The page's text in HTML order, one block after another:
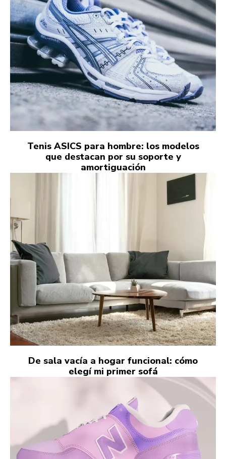
Tenis ASICS para hombre: los modelos
que destacan por su soporte y
amortiguación
De sala vacía a hogar funcional: cómo
elegí mi primer sofá